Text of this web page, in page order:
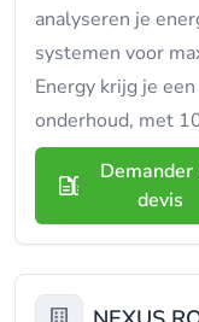
analyseren je
systemen voor
Energy krijg je
onderhoud, met
Demander
devis